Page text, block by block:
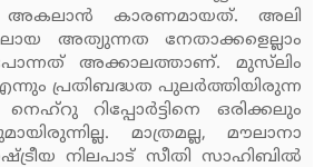
അകലാന്‍ കാരണമായത്. അലി
അത്യുന്നത നേതാക്കളെല്ലാം
അക്കാലത്താണ്. മുസ്‌ലിം
പ്രതിബദ്ധത പുലര്‍ത്തിയിരുന്ന
റിപ്പോര്‍ട്ടിനെ ഒരിക്കലും
മാത്രമല്ല, മൗലാനാ
നിലപാട് സീതി സാഹിബില്‍